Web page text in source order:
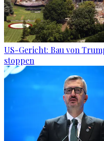
US-Gericht: Bau von
stoppen